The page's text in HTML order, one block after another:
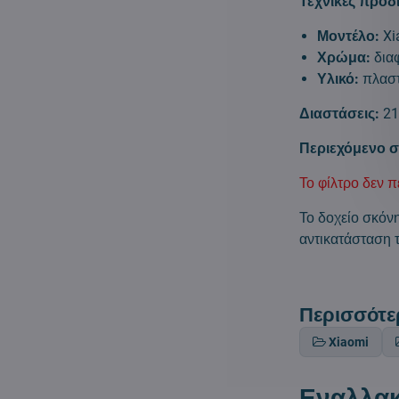
Μοντέλο:
Χρώμα:
Υλικό:
Διαστάσεις:
Περιεχόμενο
Το φίλτρο δεν
Το δοχείο
αντικατάσταση
Xiaomi